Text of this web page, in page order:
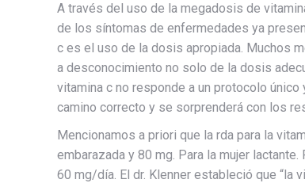
A través del uso de la megadosis de
de los síntomas de enfermedades ya
c es el uso de la dosis apropiada. Muchos
a desconocimiento no solo de la dosis
vitamina c no responde a un protocolo
camino correcto y se sorprenderá con los
Mencionamos a priori que la rda para la
embarazada y 80 mg. Para la mujer
60 mg/día. El dr. Klenner estableció que “la